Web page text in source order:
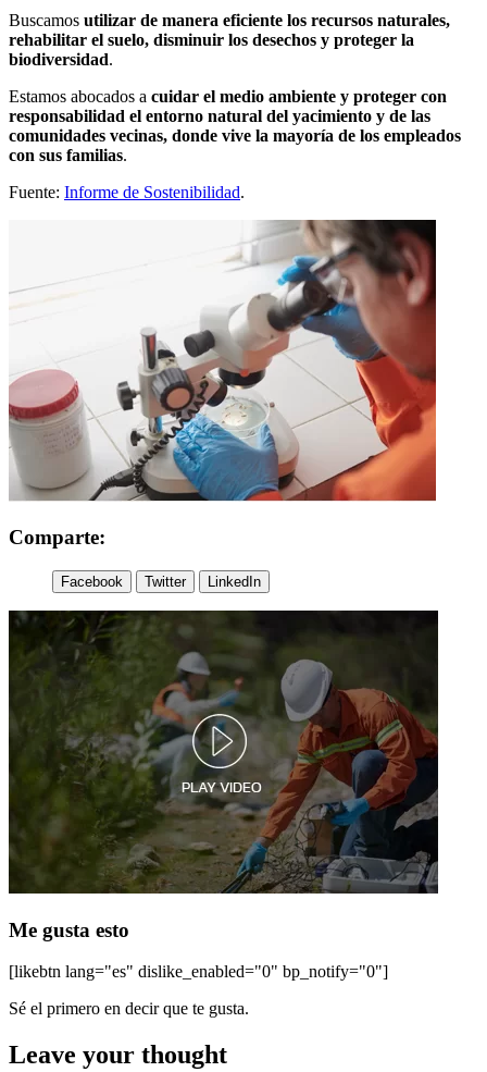
Buscamos utilizar de manera eficiente los recursos naturales,
rehabilitar el suelo, disminuir los desechos y proteger la
biodiversidad.
Estamos abocados a cuidar el medio ambiente y proteger con
responsabilidad el entorno natural del yacimiento y de las
comunidades vecinas, donde vive la mayoría de los empleados
con sus familias.
Fuente: Informe de Sostenibilidad.
Comparte:
Facebook Twitter LinkedIn
Me gusta esto
[likebtn lang="es" dislike_enabled="0" bp_notify="0"]
Sé el primero en decir que te gusta.
Leave your thought